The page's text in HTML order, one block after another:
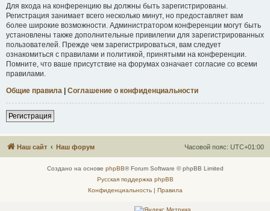
Для входа на конференцию вы должны быть зарегистрированы.
Регистрация занимает всего несколько минут, но предоставляет вам
более широкие возможности. Администратором конференции могут быть
установлены также дополнительные привилегии для зарегистрированных
пользователей. Прежде чем зарегистрироваться, вам следует
ознакомиться с правилами и политикой, принятыми на конференции.
Помните, что ваше присутствие на форумах означает согласие со всеми
правилами.
Общие правила | Соглашение о конфиденциальности
Регистрация
Наш сайт Наш форум Часовой пояс: UTC+01:00
Создано на основе phpBB® Forum Software © phpBB Limited
Русская поддержка phpBB
Конфиденциальность| Правила